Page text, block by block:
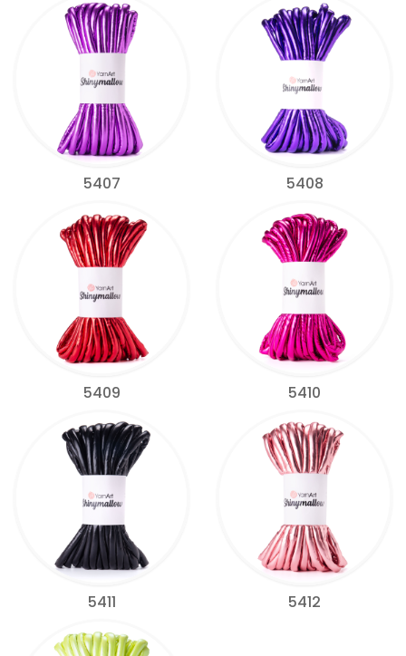
5407 5408
5409 5410
5411 5412